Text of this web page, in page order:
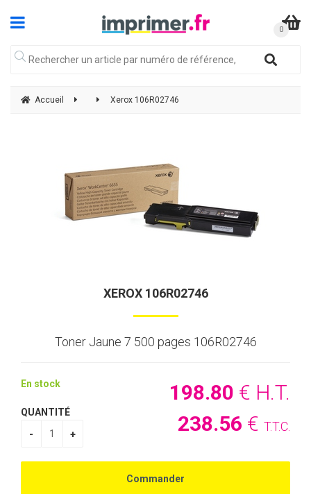
Accueil Xerox 106R02746
XEROX 106R02746
Toner Jaune 7 500 pages 106R02746
198.80 € H.T.
238.56 € T.T.C.
En stock
QUANTITÉ